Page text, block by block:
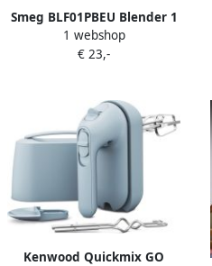
Smeg BLF01PBEU Blender 1
5L Pastelblauw | Blenders |
Keuken&Koken
1 webshop
€ 23,-
Kenwood Quickmix GO